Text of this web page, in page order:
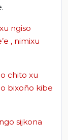
ngiso
, nimixu
chito xu
bixoño kibe
sijkona